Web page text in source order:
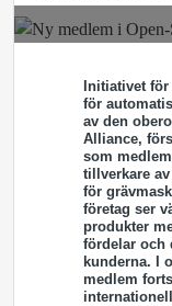
Initiativet
för
av den
Alliance,
som
tillverkare
för
företag ser
produkter
fördelar och
kunderna. I
medlem